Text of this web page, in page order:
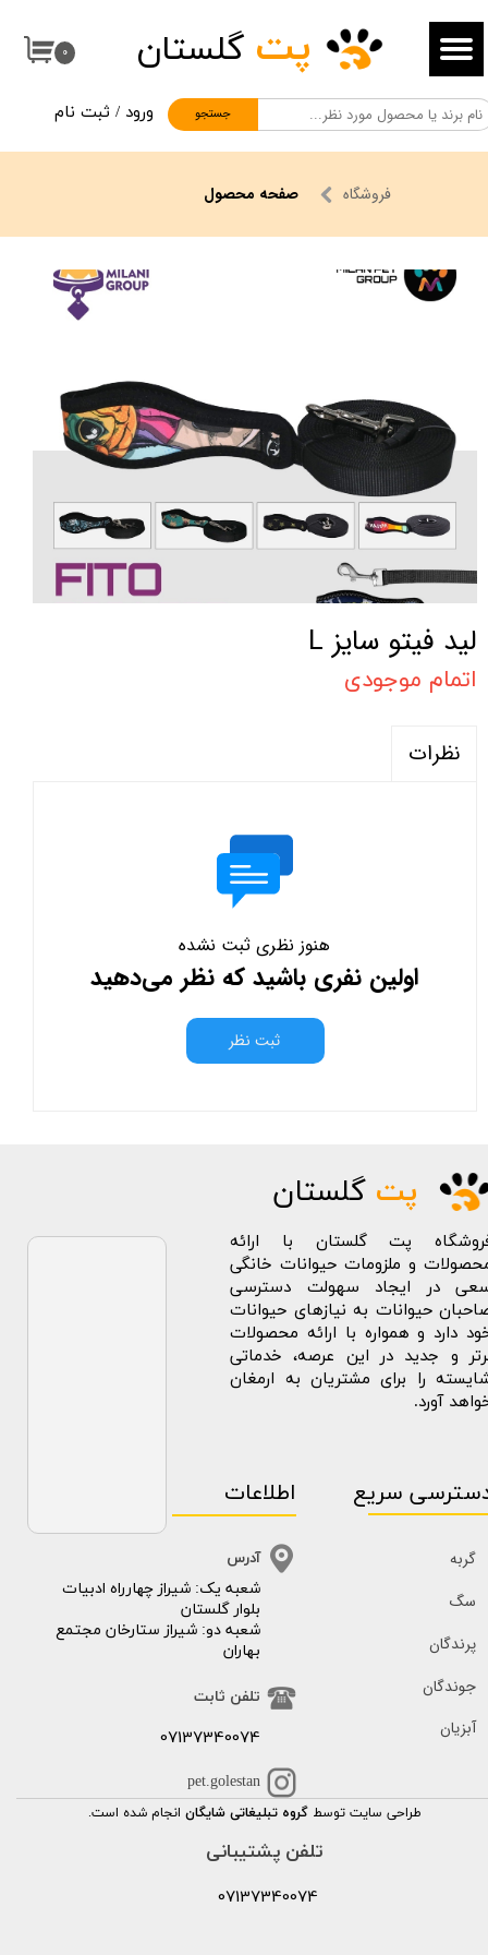
۰
جستجو
پت گلستان
ورود / ثبت نام
حساب کاربری من
تغییر گذر واژه
سفارشات
خروج از حساب کاربری
فروشگاه صفحه محصول
لید فیتو سایز L
اتمام موجودی
نظرات
هنوز نظری ثبت نشده
اولین نفری باشید که نظر می‌دهید
ثبت نظر
پت گلستان
پت گلستان با ارائه
و ملزومات حیوانات خانگی
در ایجاد سهولت دسترسی
حیوانات به نیازهای حیوانات
دارد و همواره با ارائه محصولات
و جدید در این عرصه، خدماتی
را برای مشتریان به ارمغان
آورد.
سریع
گربه
سگ
پرندگان
جوندگان
آبزیان
​​شعبه یک: شیراز چهارراه ادبیات
بلوار گلستان
شعبه دو: شیراز ستارخان مجتمع
بهاران
اطلاعات
آدرس
تلفن ثابت
07137340074
pet.golestan
طراحی سایت توسط گروه تبلیغاتی شایگان انجام شده است.
تلفن پشتیبانی
07137340074